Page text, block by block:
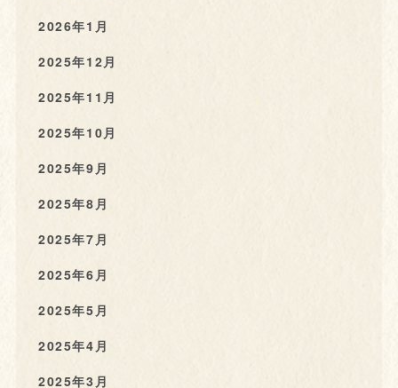
2026年1月
2025年12月
2025年11月
2025年10月
2025年9月
2025年8月
2025年7月
2025年6月
2025年5月
2025年4月
2025年3月